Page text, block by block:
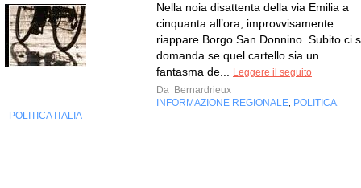
Nella noia disattenta della via Emilia a
cinquanta all’ora, improvvisamente
riappare Borgo San Donnino. Subito ci
domanda se quel cartello sia un
fantasma de...
Leggere il seguito
Da Bernardrieux
INFORMAZIONE REGIONALE POLITICA
POLITICA ITALIA